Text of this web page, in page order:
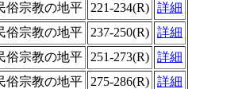
俗宗教の地平 221-234(R) 詳細
俗宗教の地平 237-250(R) 詳細
俗宗教の地平 251-273(R) 詳細
俗宗教の地平 275-286(R) 詳細